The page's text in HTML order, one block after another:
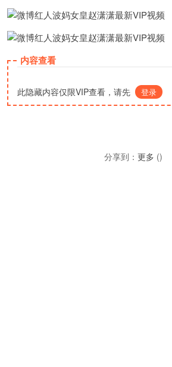
内容查看
此隐藏内容仅限VIP查看，请先 登录
分享到： 更多 ()